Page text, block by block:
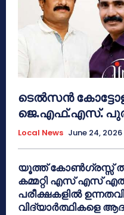
ടെൽസൻ
ജെ.എഫ്.എസ്.
Local News June 24, 2026
യൂത്ത് കോൺഗ്രസ്സ്
കമ്മറ്റി എസ് എസ്
പരീക്ഷകളിൽ
വിദ്യാർത്ഥികളെ